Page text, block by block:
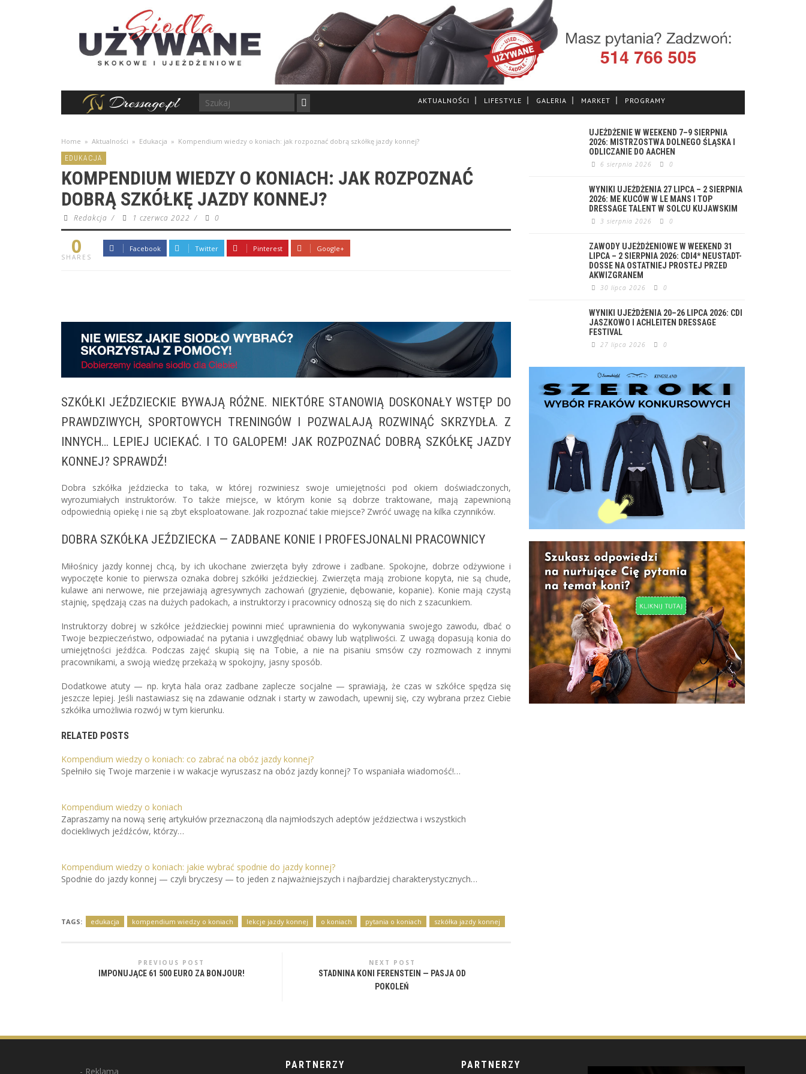
AKTUALNOŚCI LIFESTYLE GALERIA MARKET PROGRAMY
Home » Aktualności » Edukacja » Kompendium wiedzy o koniach: jak rozpoznać dobrą szkółkę jazdy konnej?
EDUKACJA
KOMPENDIUM WIEDZY O KONIACH: JAK ROZPOZNAĆ
DOBRĄ SZKÓŁKĘ JAZDY KONNEJ?
Redakcja / 1 czerwca 2022 / 0
0
SHARES
Facebook Twitter Pinterest Google+
SZKÓŁKI JEŹDZIECKIE BYWAJĄ RÓŻNE. NIEKTÓRE STANOWIĄ DOSKONAŁY WSTĘP DO
PRAWDZIWYCH, SPORTOWYCH TRENINGÓW I POZWALAJĄ ROZWINĄĆ SKRZYDŁA. Z
INNYCH… LEPIEJ UCIEKAĆ. I TO GALOPEM! JAK ROZPOZNAĆ DOBRĄ SZKÓŁKĘ JAZDY
KONNEJ? SPRAWDŹ!
Dobra szkółka jeździecka to taka, w której rozwiniesz swoje umiejętności pod okiem doświadczonych,
wyrozumiałych instruktorów. To także miejsce, w którym konie są dobrze traktowane, mają zapewnioną
odpowiednią opiekę i nie są zbyt eksploatowane. Jak rozpoznać takie miejsce? Zwróć uwagę na kilka czynników.
DOBRA SZKÓŁKA JEŹDZIECKA — ZADBANE KONIE I PROFESJONALNI PRACOWNICY
Miłośnicy jazdy konnej chcą, by ich ukochane zwierzęta były zdrowe i zadbane. Spokojne, dobrze odżywione i
wypoczęte konie to pierwsza oznaka dobrej szkółki jeździeckiej. Zwierzęta mają zrobione kopyta, nie są chude,
kulawe ani nerwowe, nie przejawiają agresywnych zachowań (gryzienie, dębowanie, kopanie). Konie mają czystą
stajnię, spędzają czas na dużych padokach, a instruktorzy i pracownicy odnoszą się do nich z szacunkiem.
Instruktorzy dobrej w szkółce jeździeckiej powinni mieć uprawnienia do wykonywania swojego zawodu, dbać o
Twoje bezpieczeństwo, odpowiadać na pytania i uwzględniać obawy lub wątpliwości. Z uwagą dopasują konia do
umiejętności jeźdźca. Podczas zajęć skupią się na Tobie, a nie na pisaniu smsów czy rozmowach z innymi
pracownikami, a swoją wiedzę przekażą w spokojny, jasny sposób.
Dodatkowe atuty — np. kryta hala oraz zadbane zaplecze socjalne — sprawiają, że czas w szkółce spędza się
jeszcze lepiej. Jeśli nastawiasz się na zdawanie odznak i starty w zawodach, upewnij się, czy wybrana przez Ciebie
szkółka umożliwia rozwój w tym kierunku.
RELATED POSTS
Kompendium wiedzy o koniach: co zabrać na obóz jazdy konnej?
Spełniło się Twoje marzenie i w wakacje wyruszasz na obóz jazdy konnej? To wspaniała wiadomość!…
Kompendium wiedzy o koniach
Zapraszamy na nową serię artykułów przeznaczoną dla najmłodszych adeptów jeździectwa i wszystkich
dociekliwych jeźdźców, którzy…
Kompendium wiedzy o koniach: jakie wybrać spodnie do jazdy konnej?
Spodnie do jazdy konnej — czyli bryczesy — to jeden z najważniejszych i najbardziej charakterystycznych…
TAGS: edukacja kompendium wiedzy o koniach lekcje jazdy konnej o koniach pytania o koniach szkółka jazdy konnej
PREVIOUS POST
IMPONUJĄCE 61 500 EURO ZA BONJOUR!
NEXT POST
STADNINA KONI FERENSTEIN — PASJA OD
POKOLEŃ
UJEŻDŻENIE W WEEKEND 7–9 SIERPNIA
2026: MISTRZOSTWA DOLNEGO ŚLĄSKA I
ODLICZANIE DO AACHEN
6 sierpnia 2026 0
WYNIKI UJEŻDŻENIA 27 LIPCA – 2 SIERPNIA
2026: ME KUCÓW W LE MANS I TOP
DRESSAGE TALENT W SOLCU KUJAWSKIM
3 sierpnia 2026 0
ZAWODY UJEŻDŻENIOWE W WEEKEND 31
LIPCA – 2 SIERPNIA 2026: CDI4* NEUSTADT-
DOSSE NA OSTATNIEJ PROSTEJ PRZED
AKWIZGRANEM
30 lipca 2026 0
WYNIKI UJEŻDŻENIA 20–26 LIPCA 2026: CDI
JASZKOWO I ACHLEITEN DRESSAGE
FESTIVAL
27 lipca 2026 0
Reklama
PARTNERZY PARTNERZY